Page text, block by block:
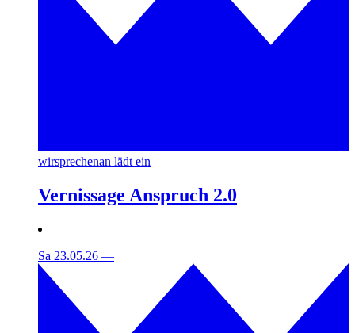
wirsprechenan lädt ein
Vernissage Anspruch 2.0
Sa 23.05.26 —